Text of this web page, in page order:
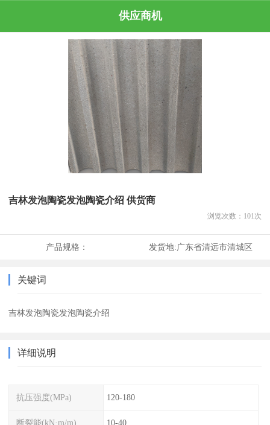
供应商机
吉林发泡陶瓷发泡陶瓷介绍 供货商
浏览次数： 101 次
产品规格： 发货地:广东省清远市清城区
关键词
吉林发泡陶瓷发泡陶瓷介绍
详细说明
抗压强度(MPa) 120-180
断裂能(kN·m/m) 10-40